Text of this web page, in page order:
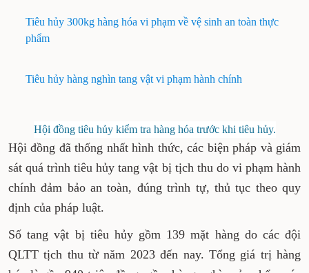
Tiêu hủy 300kg hàng hóa vi phạm về vệ sinh an toàn thực
phẩm
Tiêu hủy hàng nghìn tang vật vi phạm hành chính
Hội đồng tiêu hủy kiểm tra hàng hóa trước khi tiêu hủy.
Hội đồng đã thống nhất hình thức, các biện pháp và giám
sát quá trình tiêu hủy tang vật bị tịch thu do vi phạm hành
chính đảm bảo an toàn, đúng trình tự, thủ tục theo quy
định của pháp luật.
Số tang vật bị tiêu hủy gồm 139 mặt hàng do các đội
QLTT tịch thu từ năm 2023 đến nay. Tổng giá trị hàng